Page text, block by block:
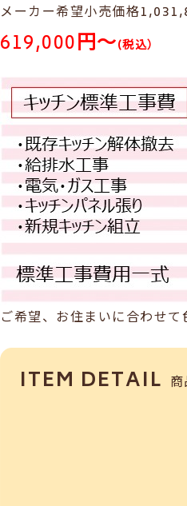
メーカー希望小売価格
619,000円～(税込）
ご希望、お住まいに合わせて
ITEM DETAIL
そん